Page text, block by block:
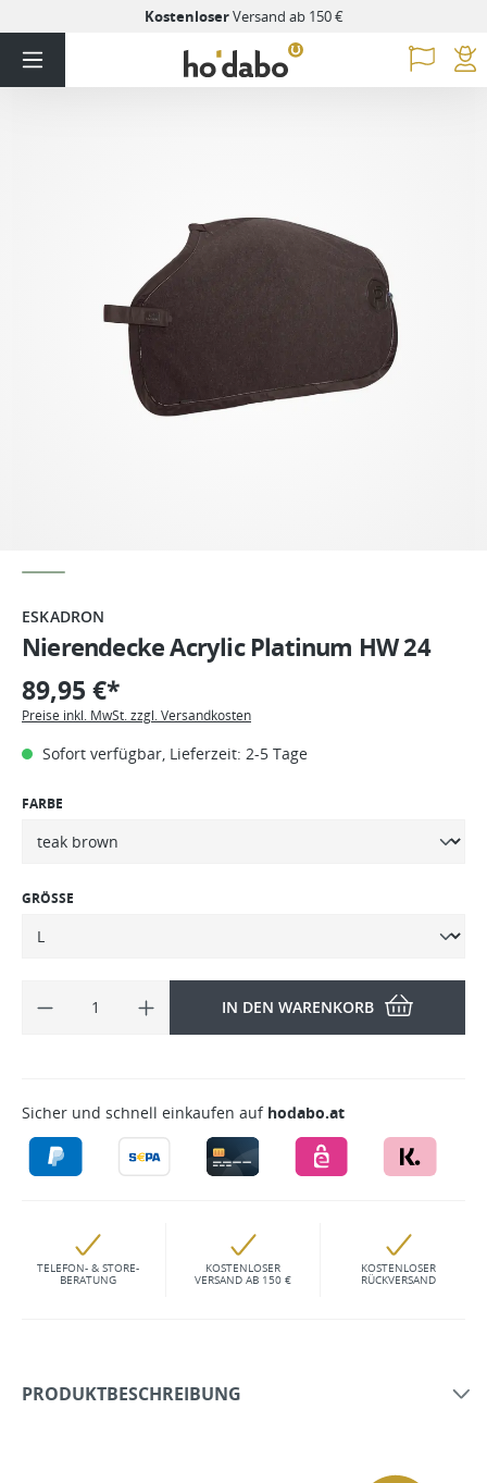
KostenloserVersand ab 150 €
ESKADRON
Nierendecke Acrylic Platinum HW 24
89,95 €*
Preise inkl. MwSt. zzgl. Versandkosten
Sofort verfügbar, Lieferzeit: 2-5 Tage
FARBE
GRÖSSE
IN DEN WARENKORB
Sicher und schnell einkaufen auf hodabo.at
TELEFON- & STORE-
BERATUNG
KOSTENLOSER
VERSAND AB 150 €
KOSTENLOSER
RÜCKVERSAND
PRODUKTBESCHREIBUNG